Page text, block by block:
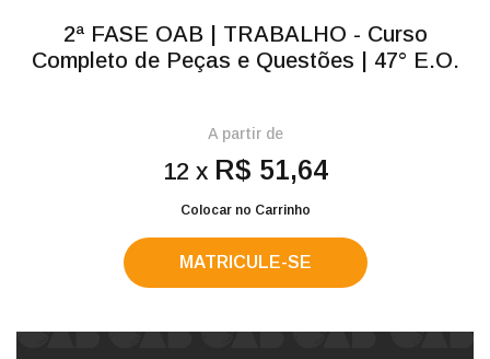
2ª FASE OAB | TRABALHO - Curso
Completo de Peças e Questões | 47° E.O.
A partir de
12 x R$ 51,64
Colocar no Carrinho
MATRICULE-SE